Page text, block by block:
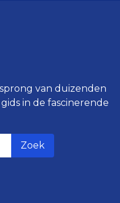
van duizenden
in de fascinerende
Zoek